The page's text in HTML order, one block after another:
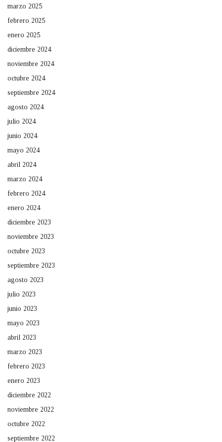
marzo 2025
febrero 2025
enero 2025
diciembre 2024
noviembre 2024
octubre 2024
septiembre 2024
agosto 2024
julio 2024
junio 2024
mayo 2024
abril 2024
marzo 2024
febrero 2024
enero 2024
diciembre 2023
noviembre 2023
octubre 2023
septiembre 2023
agosto 2023
julio 2023
junio 2023
mayo 2023
abril 2023
marzo 2023
febrero 2023
enero 2023
diciembre 2022
noviembre 2022
octubre 2022
septiembre 2022